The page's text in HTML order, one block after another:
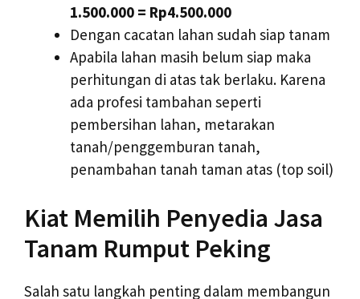
1.500.000 = Rp4.500.000
Dengan cacatan lahan sudah siap tanam
Apabila lahan masih belum siap maka
perhitungan di atas tak berlaku. Karena
ada profesi tambahan seperti
pembersihan lahan, metarakan
tanah/penggemburan tanah,
penambahan tanah taman atas (top soil)
Kiat Memilih Penyedia Jasa
Tanam Rumput Peking
Salah satu langkah penting dalam membangun